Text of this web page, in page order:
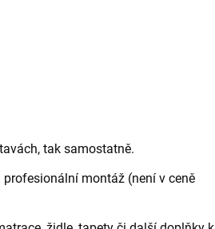
tak samostatně.
montáž (není v ceně